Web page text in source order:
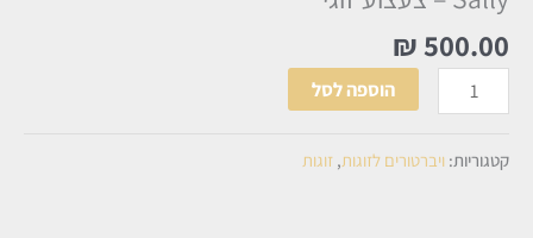
₪ 500.00
הוספה לסל
קטגוריות: ויברטורים לזוגות, זוגות